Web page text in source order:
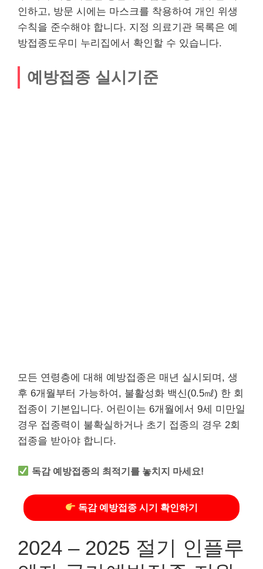
인하고, 방문 시에는 마스크를 착용하여 개인 위생
수칙을 준수해야 합니다. 지정 의료기관 목록은 예
방접종도우미 누리집에서 확인할 수 있습니다.
예방접종 실시기준
모든 연령층에 대해 예방접종은 매년 실시되며, 생
후 6개월부터 가능하여, 불활성화 백신(0.5㎖) 한 회
접종이 기본입니다. 어린이는 6개월에서 9세 미만일
경우 접종력이 불확실하거나 초기 접종의 경우 2회
접종을 받아야 합니다.
독감 예방접종의 최적기를 놓치지 마세요!
독감 예방접종 시기 확인하기
2024 – 2025 절기 인플루